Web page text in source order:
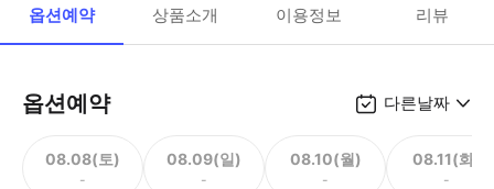
옵션예약 상품소개 이용정보 리뷰
옵션예약 다른날짜
08.08(토)
-
08.09(일)
-
08.10(월)
-
08.11(화)
-